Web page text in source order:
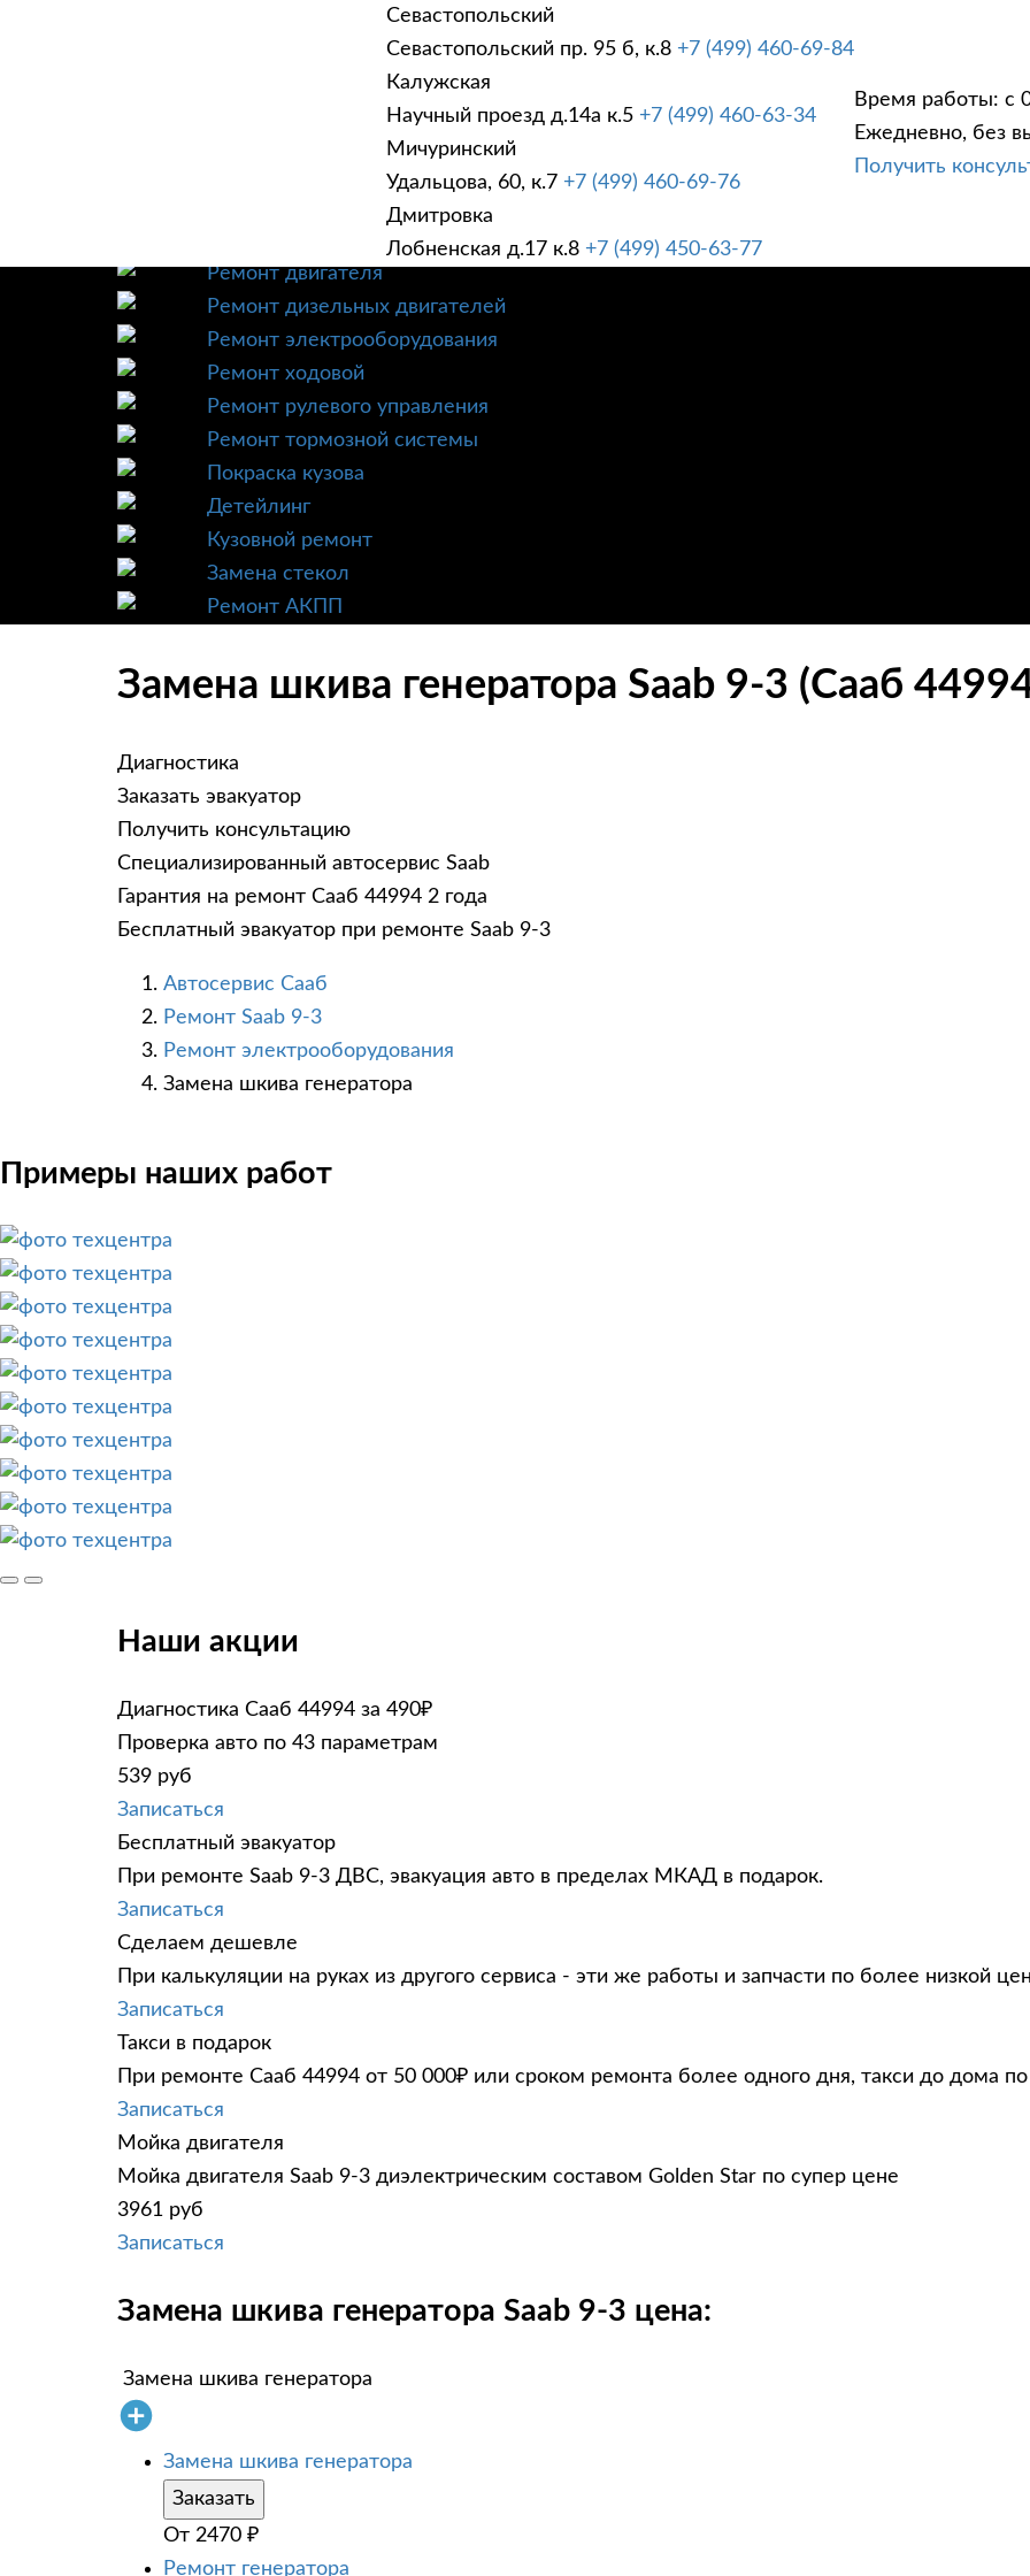
Севастопольский
Севастопольский пр. 95 б, к.8 +7 (499) 460-69-84
Калужская
Научный проезд д.14а к.5 +7 (499) 460-63-34
Мичуринский
Удальцова, 60, к.7 +7 (499) 460-69-76
Дмитровка
Лобненская д.17 к.8 +7 (499) 450-63-77
Время работы: с
Ежедневно, без
Получить
УСЛУГИ
Техническое обслуживание
Ремонт трансмиссии
Ремонт двигателя
Ремонт дизельных двигателей
Ремонт электрооборудования
Ремонт ходовой
Ремонт рулевого управления
Ремонт тормозной системы
Покраска кузова
Детейлинг
Кузовной ремонт
Замена стекол
Ремонт АКПП
Замена шкива генератора Saab 9-3 (Сааб
Диагностика
Заказать эвакуатор
Получить консультацию
Специализированный автосервис Saab
Гарантия на ремонт Сааб 44994 2 года
Бесплатный эвакуатор при ремонте Saab 9-3
Автосервис Сааб
Ремонт Saab 9-3
Ремонт электрооборудования
Замена шкива генератора
Примеры наших работ
Наши акции
Диагностика Сааб 44994 за 490₽
Проверка авто по 43 параметрам
539 руб
Записаться
Бесплатный эвакуатор
При ремонте Saab 9-3 ДВС, эвакуация авто в пределах МКАД в подарок.
Записаться
Сделаем дешевле
При калькуляции на руках из другого сервиса - эти же работы и запчасти по более низкой
Записаться
Такси в подарок
При ремонте Сааб 44994 от 50 000₽ или сроком ремонта более одного дня, такси до дома
Записаться
Мойка двигателя
Мойка двигателя Saab 9-3 диэлектрическим составом Golden Star по супер цене
3961 руб
Записаться
Замена шкива генератора Saab 9-3 цена:
Замена шкива генератора
Замена шкива генератора
Заказать
От 2470 ₽
Ремонт генератора